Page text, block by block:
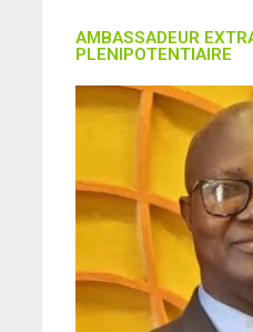
AMBASSADEUR
PLENIPOTENTIAIRE